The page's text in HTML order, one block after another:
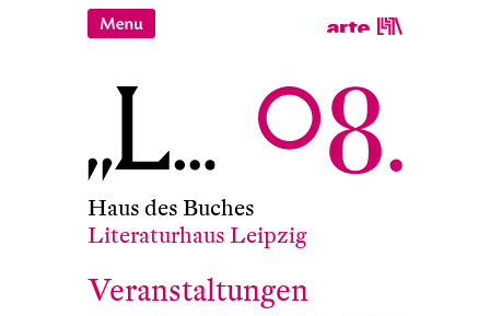
Haus des Buches
Literaturhaus Leipzig
Veranstaltungen